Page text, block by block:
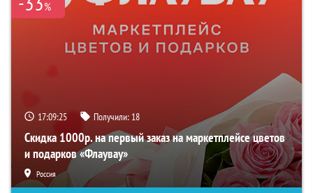
%
17:09:24 Получили: 18
Скидка 1000р. на первый заказ на маркетплейсе цветов
и подарков «Флаувау»
Россия